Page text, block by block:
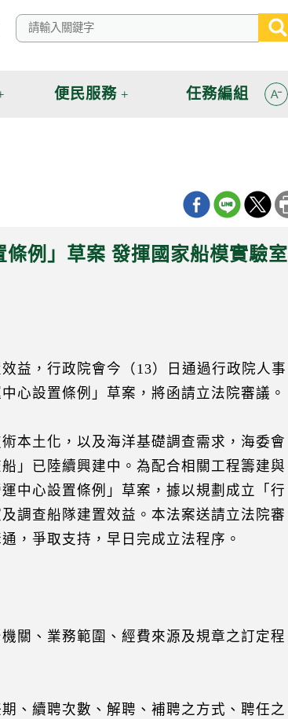
便民服務 任務編組
例」草案 發揮國家船模實驗室
益，行政院會今（13）日通過行政院人事
心設置條例」草案，將函請立法院審議。
本土化，以及海洋基礎調查需求，海委會
」已陸續興建中。為配合相關工程籌建與
中心設置條例」草案，據以規劃成立「行
調查船隊建置效益。本法案送請立法院審
，爭取支持，早日完成立法程序。
關、業務範圍、經費來源及規章之訂定程
、續聘次數、解聘、補聘之方式、聘任之